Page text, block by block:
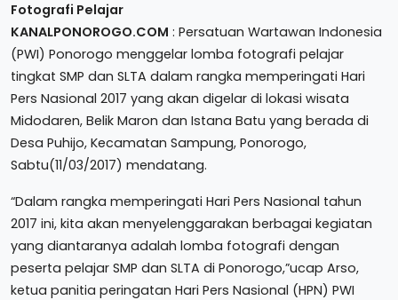
KANALPONOROGO.COM : Persatuan Wartawan Indonesia
(PWI) Ponorogo menggelar lomba fotografi pelajar
tingkat SMP dan SLTA dalam rangka memperingati Hari
Pers Nasional 2017 yang akan digelar di lokasi wisata
Midodaren, Belik Maron dan Istana Batu yang berada di
Desa Puhijo, Kecamatan Sampung, Ponorogo,
Sabtu(11/03/2017) mendatang.
“Dalam rangka memperingati Hari Pers Nasional tahun
2017 ini, kita akan menyelenggarakan berbagai kegiatan
yang diantaranya adalah lomba fotografi dengan
peserta pelajar SMP dan SLTA di Ponorogo,”ucap Arso,
ketua panitia peringatan Hari Pers Nasional (HPN) PWI